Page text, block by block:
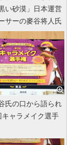
い砂漠」日本運営
サーの麥谷将人氏
氏の口から語られ
キャラメイク選手